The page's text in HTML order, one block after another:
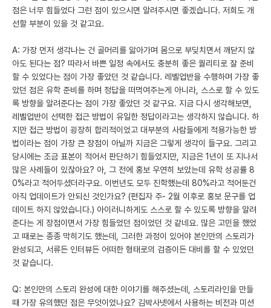
점은 너무 힘들었다 그런 점이 있으시면 알려주시면 좋겠습니다. 저희도 개
선할 부분이 있을 것 같고요.
A: 가장 먼저 생각나는 건 골머리를 앓아가며 몸으로 부딪치면서 깨닫지 않
아도 된다는 점? 따라서 바쁜 일정 속에서도 충분히 좋은 퀄리티로 잘 준비
할 수 있었다는 점이 가장 좋았던 것 같습니다. 레벨업반을 수행하며 가장 좋
았던 점은 유학 준비를 하며 정답을 떠먹여주는게 아니라, 스스로 할 수 있도
록 방향을 알려준다는 점이 가장 좋았던 것 같구요. 지금 다시 생각해보면,
레벨업반이 선택한 접근 방법이 유일한 정답이라고는 생각하지 않습니다. 하
지만 접근 방법이 굉장히 합리적이었고 대부분의 사람들에게 적용가능한 방
법이라는 점이 가장 큰 장점이 아닐까 지금은 그렇게 생각이 들구요. 그리고
당시에는 조금 표본이 적어서 판단하기 힘들었지만, 지금은 1년이 또 지나서
많은 사례들이 있잖아요? 아, 그 전에 홍보 우연히 보았는데 유학 성공률 8
0%라고 적어두셨더라구요. 이번년도 모두 진학했는데 80%라고 적어둔건
아직 업데이트가 안되신 것인가요? (편집자 주- 2월 이후로 홍보 문구를 업
데이트 하지 않았습니다.) 아이러니하게도 스스로 할 수 있도록 방향을 알려
준다는 게 장점이면서 가장 힘들었던 점이었던 것 같네요. 많은 고민을 했었
고 때로는 종종 막히기도 했는데, 그러한 과정이 있어야 본인만의 스토리가
완성되고, 서류든 인터뷰든 어떠한 형태로의 검증이든 대비를 할 수 있었던
것 같습니다.
Q: 본인만의 스토리 완성에 대한 이야기를 해주셨는데, 스토리라인을 만들
때 가장 유의했던 점은 무엇이었나요? 김박사넷에서 사용하는 비전과 미션